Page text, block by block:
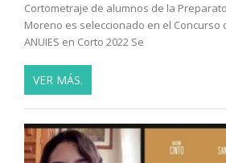
Cortometraje de alumnos de la
Moreno es seleccionado en el Concurso
ANUIES en Corto 2022 Se
VER MÁS.